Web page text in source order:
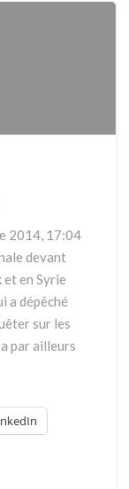
2014, 17:04
devant
et en Syrie
a dépêché
sur les
par ailleurs